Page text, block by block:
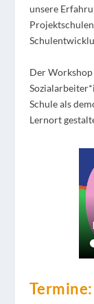
unsere
Der
Schule als
Lernort
Termine: